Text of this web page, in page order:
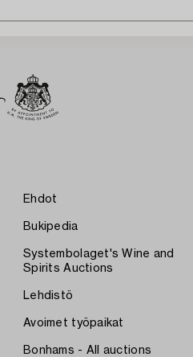
Ehdot
Bukipedia
Systembolaget's Wine and
Spirits Auctions
Lehdistö
Avoimet työpaikat
Bonhams - All auctions